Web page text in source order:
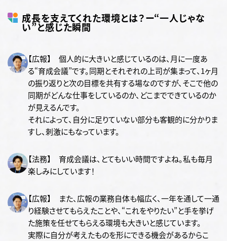
成長を支えてくれた環境とは？ー“一人じゃな
い”と感じた瞬間
【広報】 個人的に大きいと感じているのは、月に一度あ
る“育成会議”です。同期とそれぞれの上司が集まって、1ヶ月
の振り返りと次の目標を共有する場なのですが、そこで他の
同期がどんな仕事をしているのか、どこまでできているのか
が見えるんです。
それによって、自分に足りていない部分も客観的に分かりま
すし、刺激にもなっています。
【法務】 育成会議は、とてもいい時間ですよね。私も毎月
楽しみにしています！
【広報】 また、広報の業務自体も幅広く、一年を通して一通
り経験させてもらえたことや、“これをやりたい”と手を挙げ
た施策を任せてもらえる環境も大きいと感じています。
実際に自分が考えたものを形にできる機会があるからこ